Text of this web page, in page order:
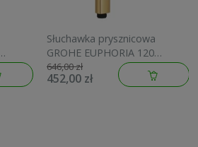
Słuchawka prysznicowa
GROHE EUPHORIA 120
brushed cool sunrise
134883GN00
646,00 zł
452,00 zł